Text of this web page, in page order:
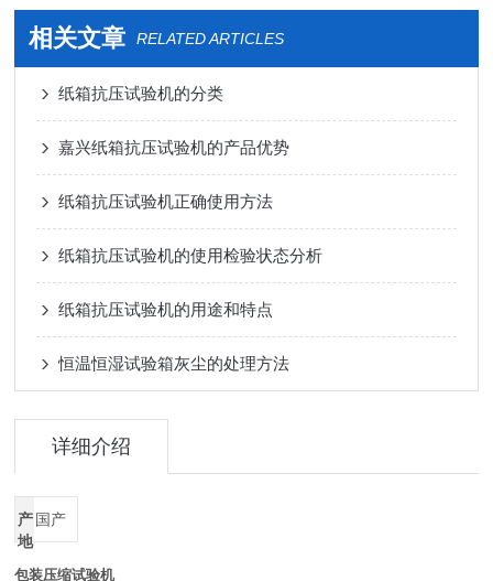
相关文章 RELATED ARTICLES
纸箱抗压试验机的分类
嘉兴纸箱抗压试验机的产品优势
纸箱抗压试验机正确使用方法
纸箱抗压试验机的使用检验状态分析
纸箱抗压试验机的用途和特点
恒温恒湿试验箱灰尘的处理方法
详细介绍
产
地
国产
包装压缩试验机